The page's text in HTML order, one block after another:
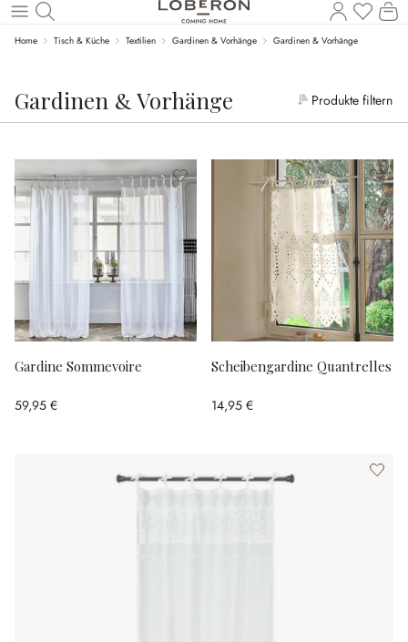
Zum Hauptinhalt springen
Home Tisch & Küche Textilien Gardinen & Vorhänge Gardinen & Vorhänge
Gardinen & Vorhänge Produkte filtern
Gardine Sommevoire
59,95 €
Scheibengardine Quantrelles
14,95 €